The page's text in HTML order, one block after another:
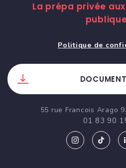
La prépa privée
Politique de
55 rue Francois Arago
01 83 90